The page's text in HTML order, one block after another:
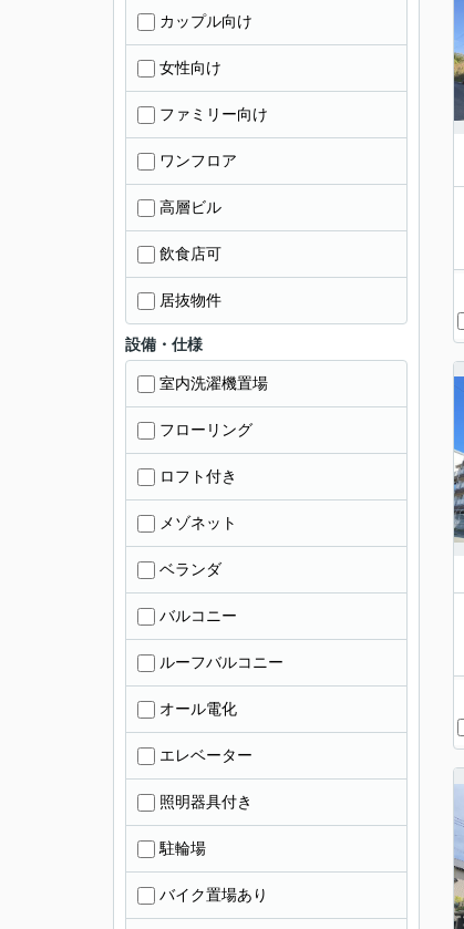
カップル向け
女性向け
ファミリー向け
ワンフロア
高層ビル
飲食店可
居抜物件
設備・仕様
室内洗濯機置場
フローリング
ロフト付き
メゾネット
ベランダ
バルコニー
ルーフバルコニー
オール電化
エレベーター
照明器具付き
駐輪場
バイク置場あり